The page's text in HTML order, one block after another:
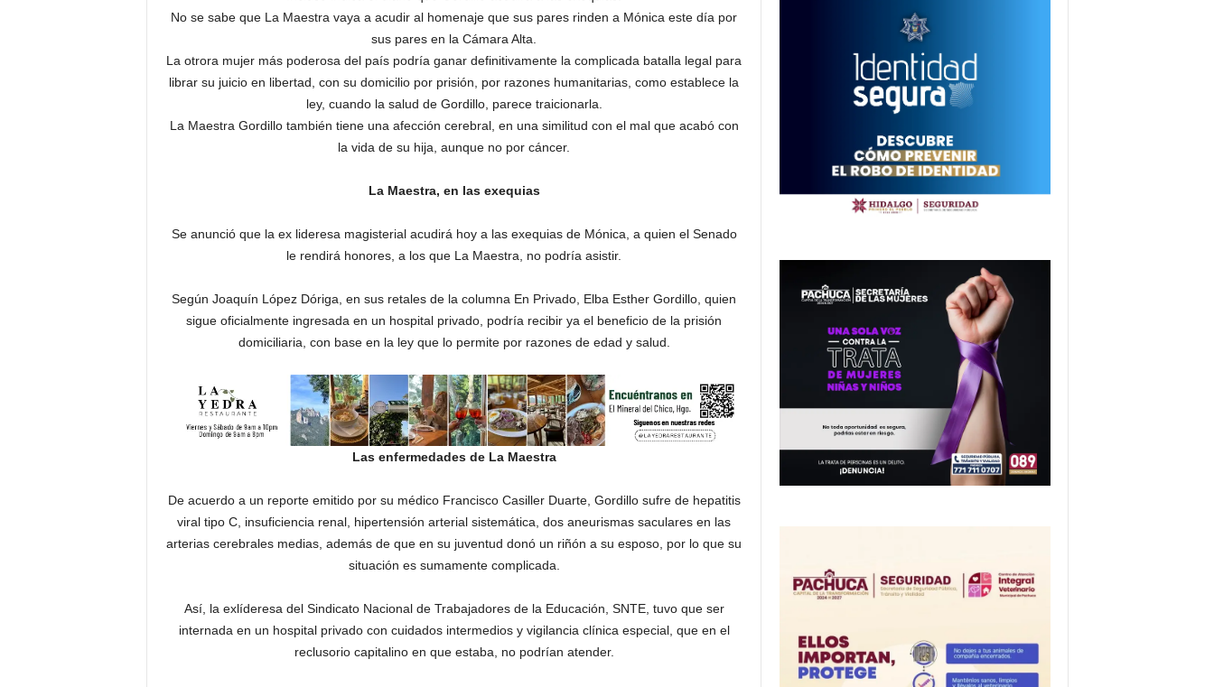
No se sabe que La Maestra vaya a acudir al homenaje que sus pares rinden a Mónica este día por
sus pares en la Cámara Alta.
La otrora mujer más poderosa del país podría ganar definitivamente la complicada batalla legal para
librar su juicio en libertad, con su domicilio por prisión, por razones humanitarias, como establece la
ley, cuando la salud de Gordillo, parece traicionarla.
La Maestra Gordillo también tiene una afección cerebral, en una similitud con el mal que acabó con
la vida de su hija, aunque no por cáncer.
La Maestra, en las exequias
Se anunció que la ex lideresa magisterial acudirá hoy a las exequias de Mónica, a quien el Senado
le rendirá honores, a los que La Maestra, no podría asistir.
Según Joaquín López Dóriga, en sus retales de la columna En Privado, Elba Esther Gordillo, quien
sigue oficialmente ingresada en un hospital privado, podría recibir ya el beneficio de la prisión
domiciliaria, con base en la ley que lo permite por razones de edad y salud.
Las enfermedades de La Maestra
De acuerdo a un reporte emitido por su médico Francisco Casiller Duarte, Gordillo sufre de hepatitis
viral tipo C, insuficiencia renal, hipertensión arterial sistemática, dos aneurismas saculares en las
arterias cerebrales medias, además de que en su juventud donó un riñón a su esposo, por lo que su
situación es sumamente complicada.
Así, la exlíderesa del Sindicato Nacional de Trabajadores de la Educación, SNTE, tuvo que ser
internada en un hospital privado con cuidados intermedios y vigilancia clínica especial, que en el
reclusorio capitalino en que estaba, no podrían atender.